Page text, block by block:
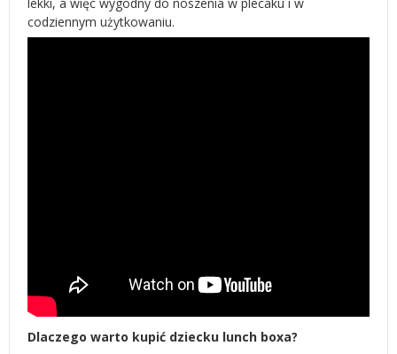
lekki, a więc wygodny do noszenia w plecaku i w
codziennym użytkowaniu.
Dlaczego warto kupić dziecku lunch boxa?